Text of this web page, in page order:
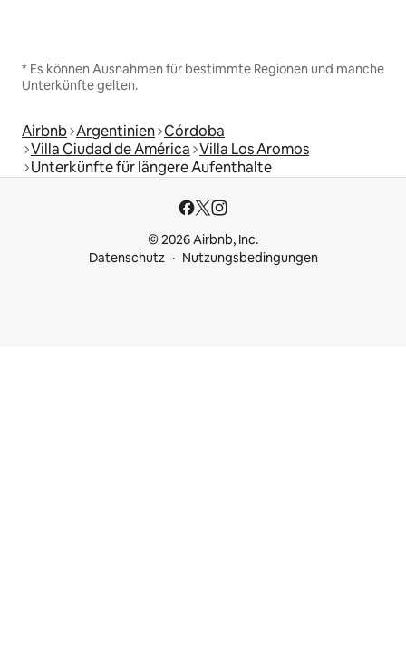
* Es können Ausnahmen für bestimmte Regionen und manche
Unterkünfte gelten.
Airbnb Argentinien Córdoba
Villa Ciudad de América Villa Los Aromos
Unterkünfte für längere Aufenthalte
© 2026 Airbnb, Inc.
Datenschutz
Nutzungsbedingungen